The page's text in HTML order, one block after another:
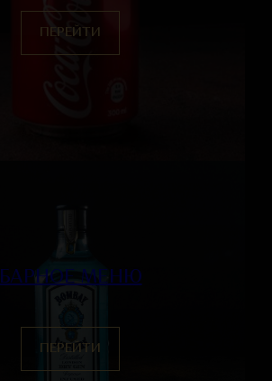
ПЕРЕЙТИ
БАРНОЕ МЕНЮ
ПЕРЕЙТИ